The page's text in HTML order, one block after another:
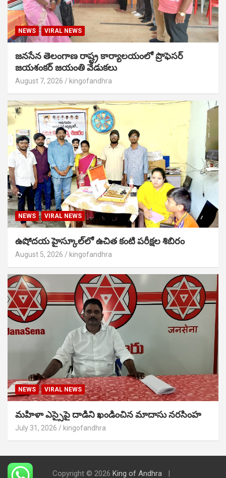
NEWS VIRAL NEWS
జనసేన తెలంగాణ రాష్ట్ర కార్యాలయంలో ప్రొఫెసర్
జయశంకర్ జయంతి వేడుకలు
August 7, 2026 kingofandhra
NEWS VIRAL NEWS
ఉషోదయ హైస్కూల్‌లో ఉచిత కంటి పరీక్షల శిబిరం
August 5, 2026 kingofandhra
NEWS VIRAL NEWS
మహిళా ఎస్సైపై దాడిని ఖండించిన మాదాసు నరసింహ
July 31, 2026 kingofandhra
Copyright © 2026 King of Andhra